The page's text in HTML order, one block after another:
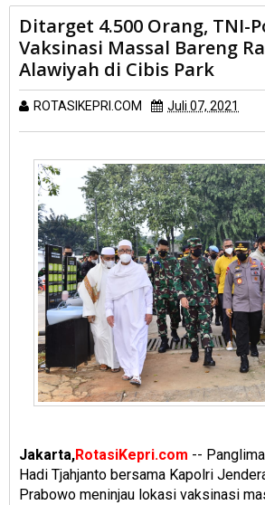
Kesehatan
Polri
TNI
Ditarget 4.500 Orang, TNI-Polri Gelar
Rabithah Alawiyah di Cibis Park
Ditarget 4.500 Orang, TNI-
Vaksinasi Massal Bareng
Alawiyah di Cibis Park
ROTASIKEPRI.COM Juli 07, 2021
Jakarta,RotasiKepri.com --
Hadi Tjahjanto bersama Kapolri
Prabowo meninjau lokasi vaksinasi